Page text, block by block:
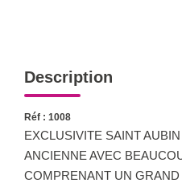
Description
Réf : 1008
EXCLUSIVITE SAINT
ANCIENNE AVEC
COMPRENANT UN